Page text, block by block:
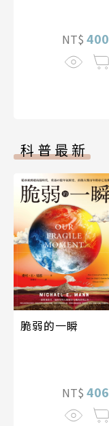
NT$ 400
科普最新
脆弱的一瞬
NT$ 406